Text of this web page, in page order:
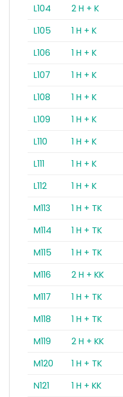
L104
2 H + K
L105
1 H + K
L106
1 H + K
L107
1 H + K
L108
1 H + K
L109
1 H + K
L110
1 H + K
L111
1 H + K
L112
1 H + K
M113
1 H + TK
M114
1 H + TK
M115
1 H + TK
M116
2 H + KK
M117
1 H + TK
M118
1 H + TK
M119
2 H + KK
M120
1 H + TK
N121
1 H + KK